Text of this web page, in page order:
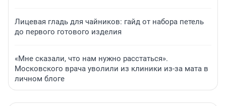
Лицевая гладь для чайников: гайд от набора петель
до первого готового изделия
«Мне сказали, что нам нужно расстаться».
Московского врача уволили из клиники из-за мата в
личном блоге